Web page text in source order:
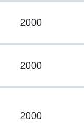
2000
2000
2000